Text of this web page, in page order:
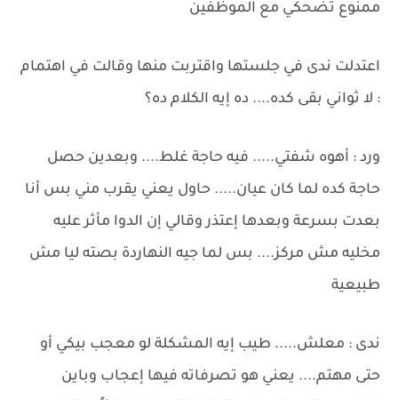
ممنوع تضحكي مع الموظفين
اعتدلت ندى في جلستها واقتربت منها وقالت في اهتمام
: لا ثواني بقى كده.... ده إيه الكلام ده؟
ورد : أهوه شفتي..... فيه حاجة غلط.... وبعدين حصل
حاجة كده لما كان عيان..... حاول يعني يقرب مني بس أنا
بعدت بسرعة وبعدها إعتذر وقالي إن الدوا مأثر عليه
مخليه مش مركز.... بس لما جيه النهاردة بصته ليا مش
طبيعية
ندى : معلش..... طيب إيه المشكلة لو معجب بيكي أو
حتى مهتم.... يعني هو تصرفاته فيها إعجاب وباين